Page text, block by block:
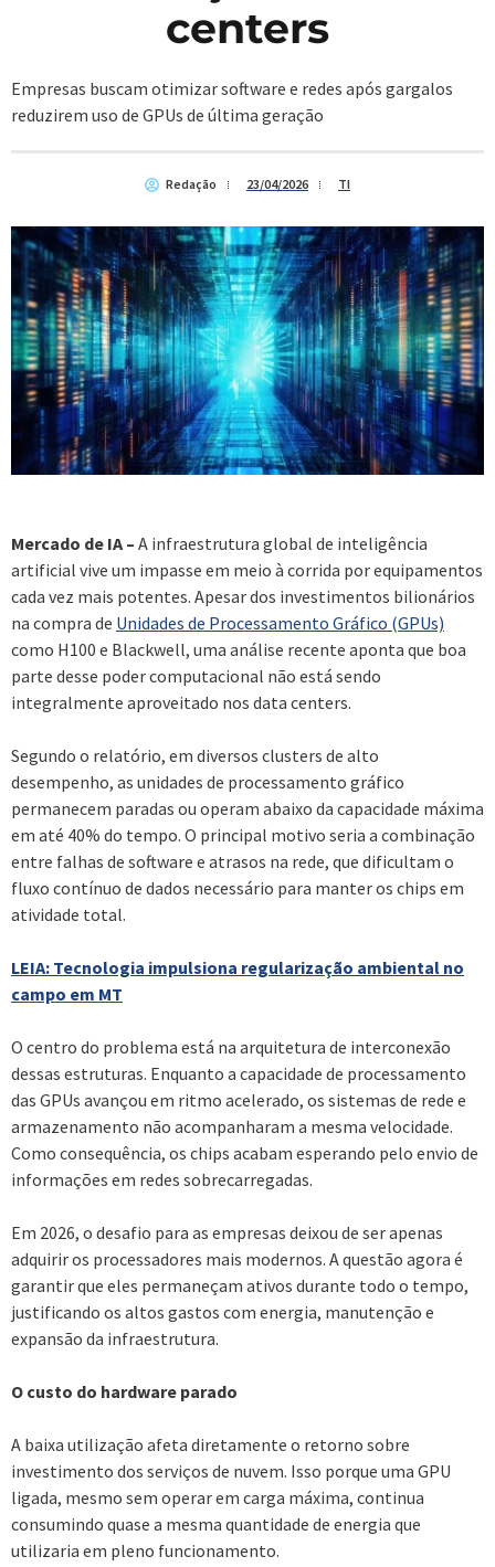
centers
Empresas buscam otimizar software e redes após gargalos
reduzirem uso de GPUs de última geração
Redação 23/04/2026 TI
Mercado de IA – A infraestrutura global de inteligência
artificial vive um impasse em meio à corrida por equipamentos
cada vez mais potentes. Apesar dos investimentos bilionários
na compra de Unidades de Processamento Gráfico (GPUs)
como H100 e Blackwell, uma análise recente aponta que boa
parte desse poder computacional não está sendo
integralmente aproveitado nos data centers.
Segundo o relatório, em diversos clusters de alto
desempenho, as unidades de processamento gráfico
permanecem paradas ou operam abaixo da capacidade máxima
em até 40% do tempo. O principal motivo seria a combinação
entre falhas de software e atrasos na rede, que dificultam o
fluxo contínuo de dados necessário para manter os chips em
atividade total.
LEIA: Tecnologia impulsiona regularização ambiental no
campo em MT
O centro do problema está na arquitetura de interconexão
dessas estruturas. Enquanto a capacidade de processamento
das GPUs avançou em ritmo acelerado, os sistemas de rede e
armazenamento não acompanharam a mesma velocidade.
Como consequência, os chips acabam esperando pelo envio de
informações em redes sobrecarregadas.
Em 2026, o desafio para as empresas deixou de ser apenas
adquirir os processadores mais modernos. A questão agora é
garantir que eles permaneçam ativos durante todo o tempo,
justificando os altos gastos com energia, manutenção e
expansão da infraestrutura.
O custo do hardware parado
A baixa utilização afeta diretamente o retorno sobre
investimento dos serviços de nuvem. Isso porque uma GPU
ligada, mesmo sem operar em carga máxima, continua
consumindo quase a mesma quantidade de energia que
utilizaria em pleno funcionamento.